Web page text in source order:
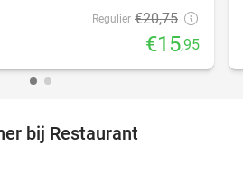
Regulier €20,75
€15,95
bij Restaurant